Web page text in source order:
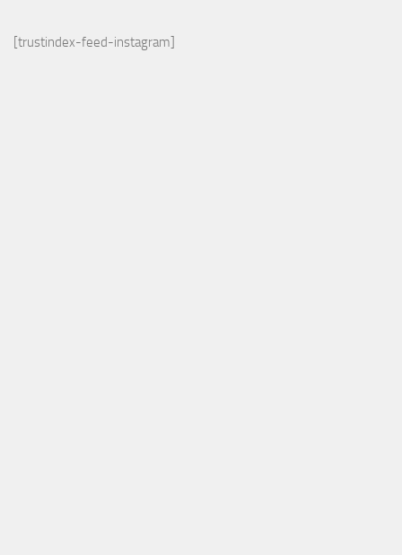
[trustindex-feed-instagram]